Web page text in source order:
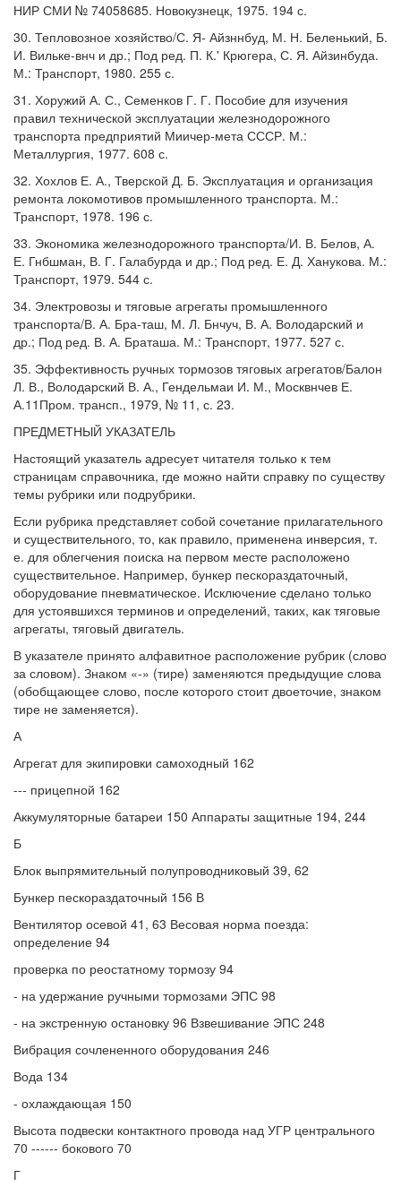
НИР СМИ № 74058685. Новокузнецк, 1975. 194 с.
30. Тепловозное хозяйство/С. Я- Айзннбуд, М. Н. Беленький, Б.
И. Вильке-внч и др.; Под ред. П. К.' Крюгера, С. Я. Айзинбуда.
М.: Транспорт, 1980. 255 с.
31. Хоружий А. С., Семенков Г. Г. Пособие для изучения
правил технической эксплуатации железнодорожного
транспорта предприятий Миичер-мета СССР. М.:
Металлургия, 1977. 608 с.
32. Хохлов Е. А., Тверской Д. Б. Эксплуатация и организация
ремонта локомотивов промышленного транспорта. М.:
Транспорт, 1978. 196 с.
33. Экономика железнодорожного транспорта/И. В. Белов, А.
Е. Гнбшман, В. Г. Галабурда и др.; Под ред. Е. Д. Ханукова. М.:
Транспорт, 1979. 544 с.
34. Электровозы и тяговые агрегаты промышленного
транспорта/В. А. Бра-таш, М. Л. Бнчуч, В. А. Володарский и
др.; Под ред. В. А. Браташа. М.: Транспорт, 1977. 527 с.
35. Эффективность ручных тормозов тяговых агрегатов/Балон
Л. В., Володарский В. А., Гендельмаи И. М., Москвнчев Е.
А.11Пром. трансп., 1979, № 11, с. 23.
ПРЕДМЕТНЫЙ УКАЗАТЕЛЬ
Настоящий указатель адресует читателя только к тем
страницам справочника, где можно найти справку по существу
темы рубрики или подрубрики.
Если рубрика представляет собой сочетание прилагательного
и существительного, то, как правило, применена инверсия, т.
е. для облегчения поиска на первом месте расположено
существительное. Например, бункер пескораздаточный,
оборудование пневматическое. Исключение сделано только
для устоявшихся терминов и определений, таких, как тяговые
агрегаты, тяговый двигатель.
В указателе принято алфавитное расположение рубрик (слово
за словом). Знаком «-» (тире) заменяются предыдущие слова
(обобщающее слово, после которого стоит двоеточие, знаком
тире не заменяется).
А
Агрегат для экипировки самоходный 162
--- прицепной 162
Аккумуляторные батареи 150 Аппараты защитные 194, 244
Б
Блок выпрямительный полупроводниковый 39, 62
Бункер пескораздаточный 156 В
Вентилятор осевой 41, 63 Весовая норма поезда:
определение 94
проверка по реостатному тормозу 94
- на удержание ручными тормозами ЭПС 98
- на экстренную остановку 96 Взвешивание ЭПС 248
Вибрация сочлененного оборудования 246
Вода 134
- охлаждающая 150
Высота подвески контактного провода над УГР центрального
70 ------ бокового 70
Г